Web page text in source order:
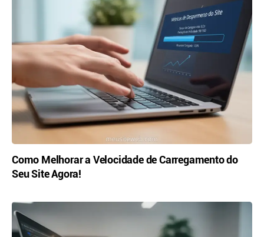
Como Melhorar a Velocidade de Carregamento do
Seu Site Agora!